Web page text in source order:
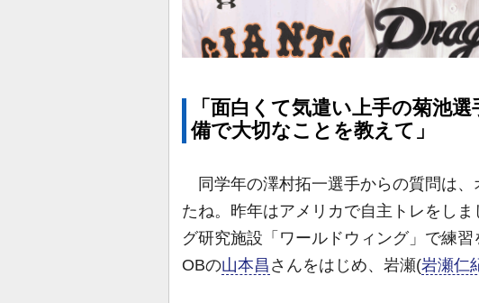
「面白くて気遣い上手の菊池
備で大切なことを教えて」
同学年の澤村拓一選手からの質問は、
たね。昨年はアメリカで自主トレをし
グ研究施設「ワールドウィング」で練習
OBの山本昌 さんをはじめ、岩瀬(岩瀬仁